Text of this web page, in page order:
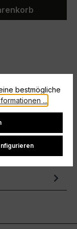
auf
bestmögliche
...